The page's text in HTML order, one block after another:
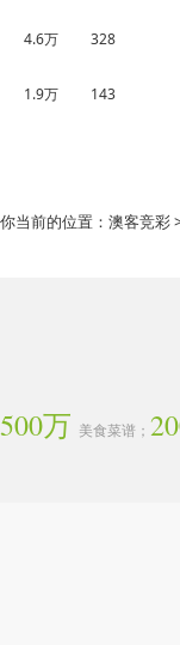
4.6万 328
1.9万 143
你当前的位置： 澳客竞彩
500万 美食菜谱；